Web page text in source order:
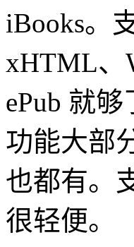
iBooks。
xHTML、
ePub 就
功能大部
也都有。
很轻便。